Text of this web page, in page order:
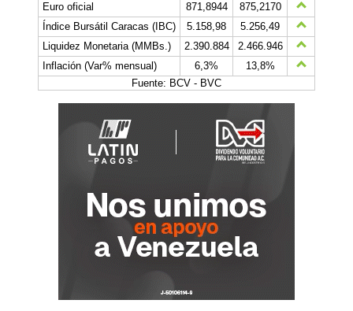
Euro oficial
871,8944
875,2170
Índice Bursátil Caracas (IBC)
5.158,98
5.256,49
Liquidez Monetaria (MMBs.)
2.390.884
2.466.946
Inflación (Var% mensual)
6,3%
13,8%
Fuente: BCV - BVC